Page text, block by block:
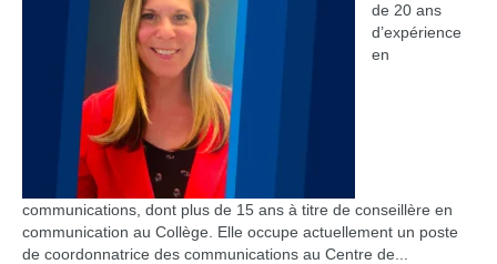
de 20 ans
d’expérience
en
communications, dont plus de 15 ans à titre de conseillère en
communication au Collège. Elle occupe actuellement un poste
de coordonnatrice des communications au Centre de...